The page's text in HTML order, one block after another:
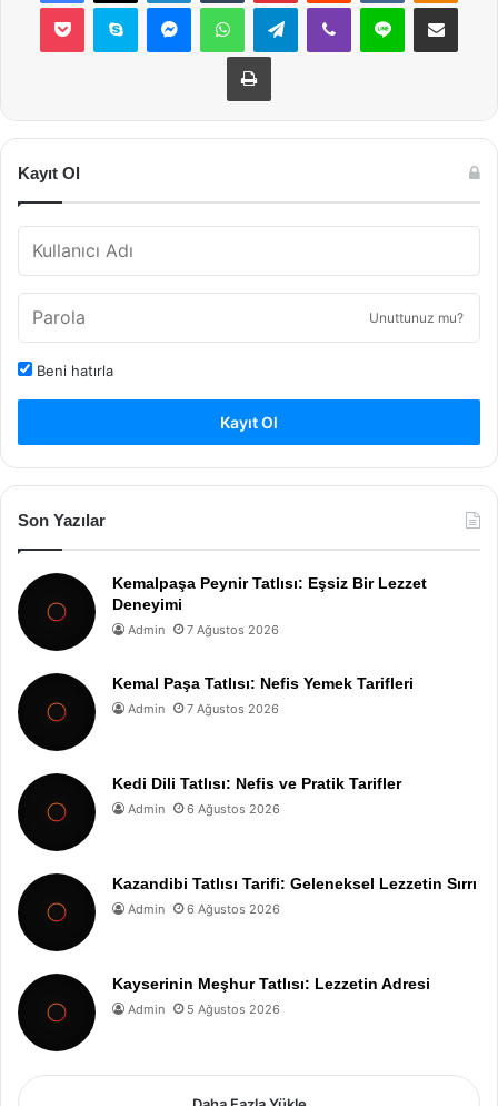
Pocket Skype MessengerWhatsAppTelegramViber Line E-Posta ile
Yazdır
Kayıt Ol
Unuttunuz mu?
Beni hatırla
Kayıt Ol
Son Yazılar
Kemalpaşa Peynir Tatlısı: Eşsiz Bir Lezzet
Deneyimi
Admin 7 Ağustos 2026
Kemal Paşa Tatlısı: Nefis Yemek Tarifleri
Admin 7 Ağustos 2026
Kedi Dili Tatlısı: Nefis ve Pratik Tarifler
Admin 6 Ağustos 2026
Kazandibi Tatlısı Tarifi: Geleneksel Lezzetin Sırrı
Admin 6 Ağustos 2026
Kayserinin Meşhur Tatlısı: Lezzetin Adresi
Admin 5 Ağustos 2026